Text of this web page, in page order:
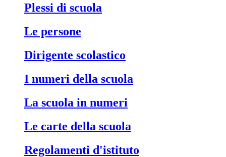
Plessi di scuola
Le persone
Dirigente scolastico
I numeri della scuola
La scuola in numeri
Le carte della scuola
Regolamenti d'istituto